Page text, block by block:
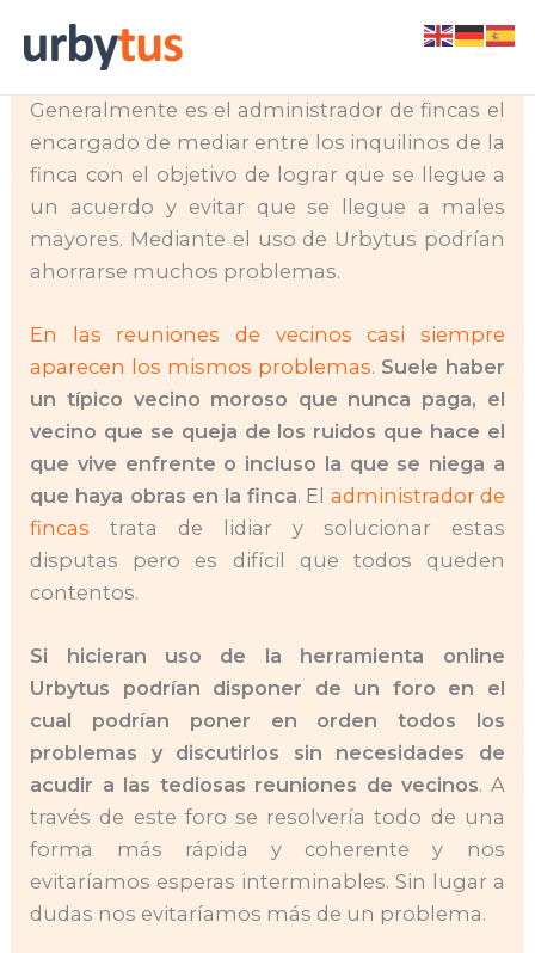
Rara es la comunidad de vecinos en la cual no
se dan disputas entre los vecinos
Generalmente es el administrador de fincas el
encargado de mediar entre los inquilinos de la
finca con el objetivo de lograr que se llegue a
un acuerdo y evitar que se llegue a males
mayores. Mediante el uso de Urbytus podrían
ahorrarse muchos problemas.
En las reuniones de vecinos casi siempre
aparecen los mismos problemas. Suele haber
un típico vecino moroso que nunca paga, el
vecino que se queja de los ruidos que hace el
que vive enfrente o incluso la que se niega a
que haya obras en la finca. El administrador de
fincas trata de lidiar y solucionar estas
disputas pero es difícil que todos queden
contentos.
Si hicieran uso de la herramienta online
Urbytus podrían disponer de un foro en el
cual podrían poner en orden todos los
problemas y discutirlos sin necesidades de
acudir a las tediosas reuniones de vecinos. A
través de este foro se resolvería todo de una
forma más rápida y coherente y nos
evitaríamos esperas interminables. Sin lugar a
dudas nos evitaríamos más de un problema.